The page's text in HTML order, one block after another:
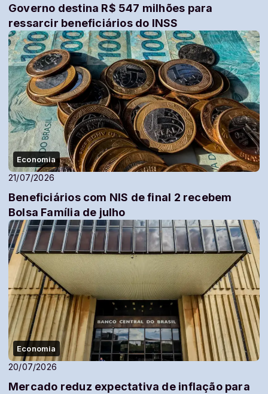
Governo destina R$ 547 milhões para
ressarcir beneficiários do INSS
Economia
21/07/2026
Beneficiários com NIS de final 2 recebem
Bolsa Família de julho
Economia
20/07/2026
Mercado reduz expectativa de inflação para